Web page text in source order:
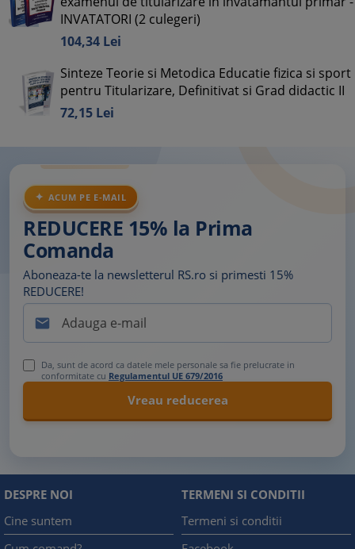
INVATATORI (2 culegeri)
104,34 Lei
Sinteze Teorie si Metodica Educatie fizica si sport
pentru Titularizare, Definitivat si Grad didactic II
72,15 Lei
ACUM PE E-MAIL
REDUCERE 15% la Prima
Comanda
Aboneaza-te la newsletterul RS.ro si primesti 15%
REDUCERE!

Da, sunt de acord ca datele mele personale sa fie prelucrate in
conformitate cu Regulamentul UE 679/2016
DESPRE NOI
Cine suntem
TERMENI SI CONDITII
Termeni si conditii